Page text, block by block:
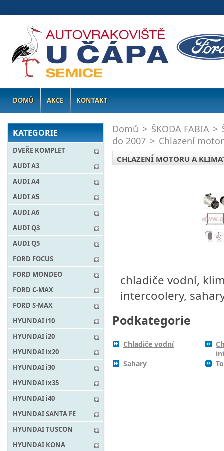
DOMŮ AKCE KONTAKT
KATEGORIE
DVEŘE KOMPLET
AUDI A3
AUDI A4
AUDI A5
AUDI A6
AUDI Q3
AUDI Q5
FORD FOCUS
FORD MONDEO
FORD C-MAX
FORD S-MAX
HYUNDAI i10
HYUNDAI i20
HYUNDAI ix20
HYUNDAI i30
HYUNDAI ix35
HYUNDAI i40
HYUNDAI SANTA FE
HYUNDAI TUSCON
HYUNDAI KONA
Domů > ŠKODA FABIA >
do 2007 > Chlazení
CHLAZENÍ MOTORU A
chladiče vodní,
intercoolery,
Podkategorie
Chladiče vodní
Sahary